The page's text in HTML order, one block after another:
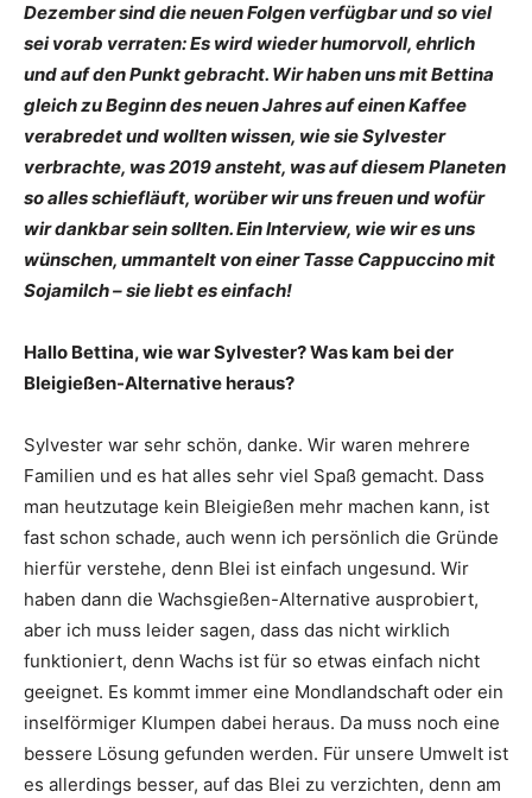
Dezember sind die neuen Folgen verfügbar und so viel
sei vorab verraten: Es wird wieder humorvoll, ehrlich
und auf den Punkt gebracht. Wir haben uns mit Bettina
gleich zu Beginn des neuen Jahres auf einen Kaffee
verabredet und wollten wissen, wie sie Sylvester
verbrachte, was 2019 ansteht, was auf diesem Planeten
so alles schiefläuft, worüber wir uns freuen und wofür
wir dankbar sein sollten. Ein Interview, wie wir es uns
wünschen, ummantelt von einer Tasse Cappuccino mit
Sojamilch – sie liebt es einfach!
Hallo Bettina, wie war Sylvester? Was kam bei der
Bleigießen-Alternative heraus?
Sylvester war sehr schön, danke. Wir waren mehrere
Familien und es hat alles sehr viel Spaß gemacht. Dass
man heutzutage kein Bleigießen mehr machen kann, ist
fast schon schade, auch wenn ich persönlich die Gründe
hierfür verstehe, denn Blei ist einfach ungesund. Wir
haben dann die Wachsgießen-Alternative ausprobiert,
aber ich muss leider sagen, dass das nicht wirklich
funktioniert, denn Wachs ist für so etwas einfach nicht
geeignet. Es kommt immer eine Mondlandschaft oder ein
inselförmiger Klumpen dabei heraus. Da muss noch eine
bessere Lösung gefunden werden. Für unsere Umwelt ist
es allerdings besser, auf das Blei zu verzichten, denn am